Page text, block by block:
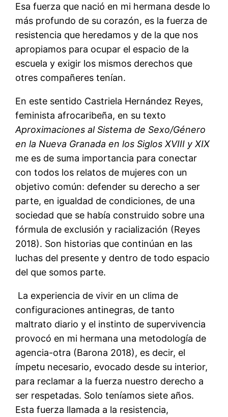
Esa fuerza que nació en mi hermana desde lo
más profundo de su corazón, es la fuerza de
resistencia que heredamos y de la que nos
apropiamos para ocupar el espacio de la
escuela y exigir los mismos derechos que
otres compañeres tenían.
En este sentido Castriela Hernández Reyes,
feminista afrocaribeña, en su texto
Aproximaciones al Sistema de Sexo/Género
en la Nueva Granada en los Siglos XVIII y XIX
me es de suma importancia para conectar
con todos los relatos de mujeres con un
objetivo común: defender su derecho a ser
parte, en igualdad de condiciones, de una
sociedad que se había construido sobre una
fórmula de exclusión y racialización (Reyes
2018). Son historias que continúan en las
luchas del presente y dentro de todo espacio
del que somos parte.
La experiencia de vivir en un clima de
configuraciones antinegras, de tanto
maltrato diario y el instinto de supervivencia
provocó en mi hermana una metodología de
agencia-otra (Barona 2018), es decir, el
ímpetu necesario, evocado desde su interior,
para reclamar a la fuerza nuestro derecho a
ser respetadas. Solo teníamos siete años.
Esta fuerza llamada a la resistencia,